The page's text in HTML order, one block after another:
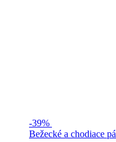
-39%
Bežecké a chodiace